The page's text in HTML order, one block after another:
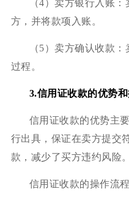
（4）卖方银行入账
方，并将款项入账。
（5）卖方确认收款
过程。
3.信用证收款的优势
信用证收款的优势主
行出具，保证在卖方提交
款，减少了买方违约风险。
信用证收款的操作流程